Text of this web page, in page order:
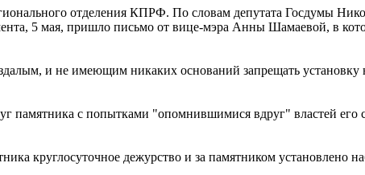
отделения КПРФ. По словам депутата Госдумы
5 мая, пришло письмо от вице-мэра Анны Шамаевой, в
и не имеющим никаких оснований запрещать
памятника с попытками "опомнившимися вдруг" властей
круглосуточное дежурство и за памятником установлено